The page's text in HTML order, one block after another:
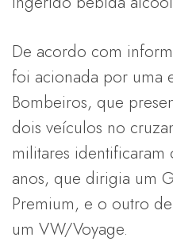
De acordo com
foi acionada por uma
Bombeiros, que
dois veículos no
militares
anos, que dirigia um
Premium, e o outro
um VW/Voyage.